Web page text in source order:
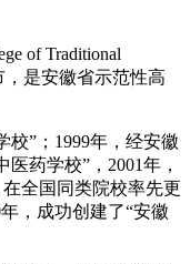
of Traditional
，是安徽省示范性高
校”；1999年，经安徽
药学校”，2001年，
全国同类院校率先更
，成功创建了“安徽